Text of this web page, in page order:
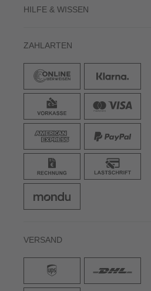
HILFE & WISSEN
ZAHLARTEN
VERSAND